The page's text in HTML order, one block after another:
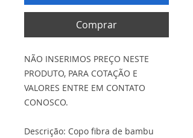
Comprar
NÃO INSERIMOS PREÇO NESTE
PRODUTO, PARA COTAÇÃO E
VALORES ENTRE EM CONTATO
CONOSCO.
Descrição: Copo fibra de bambu